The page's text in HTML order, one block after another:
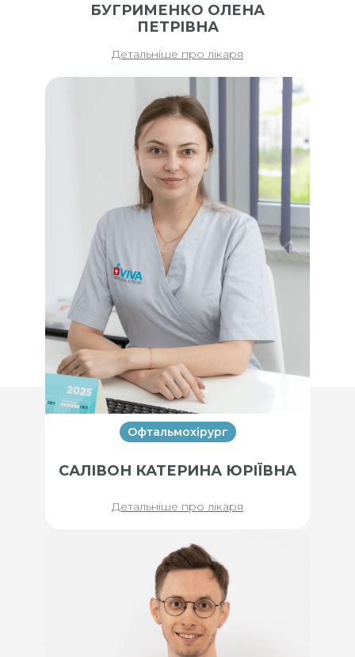
БУГРИМЕНКО ОЛЕНА
ПЕТРІВНА
Детальніше про лікаря
Офтальмохірург
САЛІВОН КАТЕРИНА ЮРІЇВНА
Детальніше про лікаря